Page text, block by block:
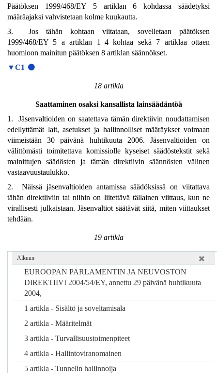
Alkuun
EUROOPAN PARLAMENTIN JA NEUVOSTON
DIREKTIIVI 2004/54/EY, annettu 29 päivänä huhtikuuta
2004,
1 artikla - Sisältö ja soveltamisala
2 artikla - Määritelmät
3 artikla - Turvallisuustoimenpiteet
4 artikla - Hallintoviranomainen
5 artikla - Tunnelin hallinnoija
Päätöksen 1999/468/EY 5 artiklan 6 kohdassa säädetyksi
määräajaksi vahvistetaan kolme kuukautta.
3. Jos tähän kohtaan viitataan, sovelletaan päätöksen
1999/468/EY 5 a artiklan 1–4 kohtaa sekä 7 artiklaa ottaen
huomioon mainitun päätöksen 8 artiklan säännökset.
▼C1
18 artikla
Saattaminen osaksi kansallista lainsäädäntöä
1. Jäsenvaltioiden on saatettava tämän direktiivin noudattamisen
edellyttämät lait, asetukset ja hallinnolliset määräykset voimaan
viimeistään 30 päivänä huhtikuuta 2006. Jäsenvaltioiden on
välittömästi toimitettava komissiolle kyseiset säädöstekstit sekä
mainittujen säädösten ja tämän direktiivin säännösten välinen
vastaavuustaulukko.
2. Näissä jäsenvaltioiden antamissa säädöksissä on viitattava
tähän direktiiviin tai niihin on liitettävä tällainen viittaus, kun ne
virallisesti julkaistaan. Jäsenvaltiot säätävät siitä, miten viittaukset
tehdään.
19 artikla
Tämä direktiivi tulee voimaan päivänä, jona se julkaistaan
Euroopan unionin virallisessa lehdessä.
20 artikla
Tämä direktiivi on osoitettu kaikille jäsenvaltioille.
LIITE I